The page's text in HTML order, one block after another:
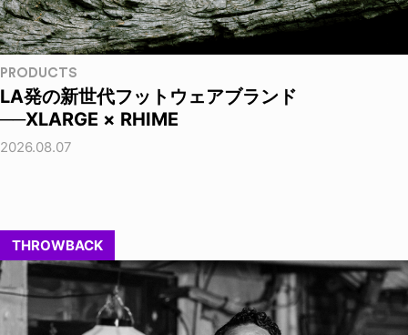
PRODUCTS
LA発の新世代フットウェアブランド
──XLARGE × RHIME
2026.08.07
THROWBACK